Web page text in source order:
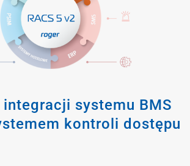
integracji systemu BMS
kontroli dostępu